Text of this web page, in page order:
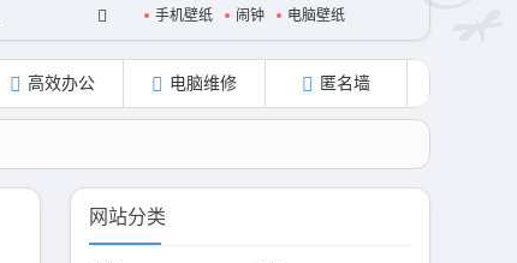
手机壁纸
闹钟 电脑壁纸
高效办公 电脑维修 匿名墙
网站分类